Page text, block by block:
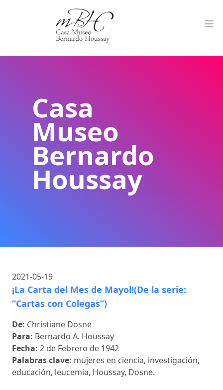
Casa
Museo
Bernardo
Houssay
2021-05-19
¡La Carta del Mes de Mayol!(De la serie:
“Cartas con Colegas”)
De: Christiane Dosne
Para: Bernardo A. Houssay
Fecha: 2 de Febrero de 1942
Palabras clave: mujeres en ciencia, investigación,
educación, leucemia, Houssay, Dosne.